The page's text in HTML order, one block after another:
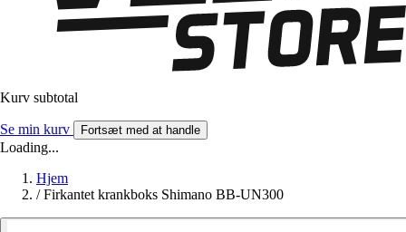
Kurv subtotal
Se min kurv Fortsæt med at handle
Loading...
Hjem
/ Firkantet krankboks Shimano BB-UN300